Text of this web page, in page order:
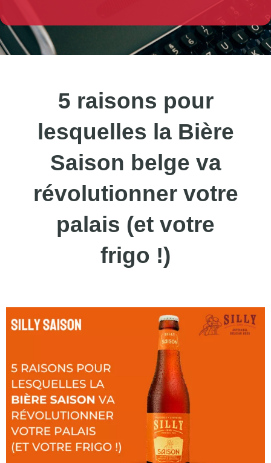
5 raisons pour
lesquelles la Bière
Saison belge va
révolutionner votre
palais (et votre
frigo !)